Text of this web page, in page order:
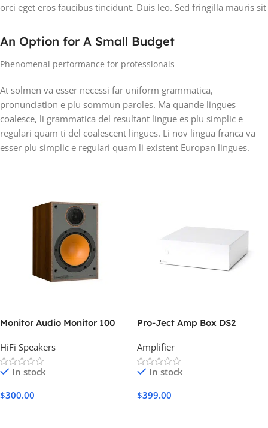
orci eget eros faucibus tincidunt. Duis leo. Sed fringilla mauris sit
Monitor Audio Monitor 100
HiFi Speakers
In stock
$300.00
Pro-Ject Amp Box DS2
Amplifier
In stock
$399.00
An Option for A Small Budget
Phenomenal performance for professionals
At solmen va esser necessi far uniform grammatica,
pronunciation e plu sommun paroles. Ma quande lingues
coalesce, li grammatica del resultant lingue es plu simplic e
regulari quam ti del coalescent lingues. Li nov lingua franca va
esser plu simplic e regulari quam li existent Europan lingues.